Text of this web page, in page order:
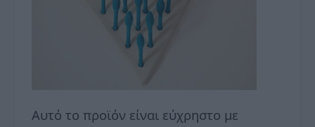
Αυτό το προϊόν είναι εύχρηστο με